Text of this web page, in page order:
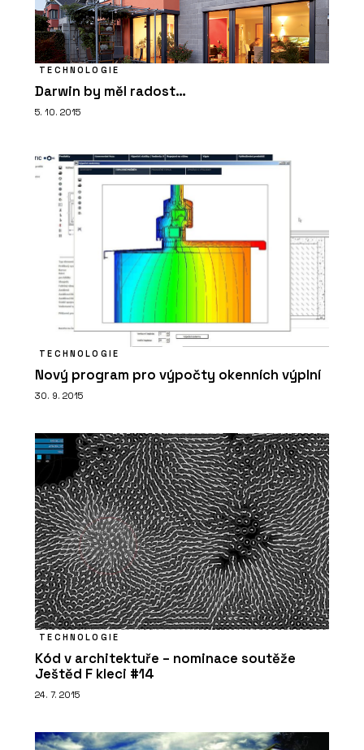
PRODUKTY
Sloupko-příčková fasáda s vysokou
tepelnou izolací MB-MT50N - Aluprof
PRODUKTY
Sloupko-příčková, strukturální fasáda
MB-SR50N EFEKT - Aluprof
ČLÁNKY
Bytová věž na pobřeží Portugalska.
Její fasáda vychází z rytmu lodních
kontejnerů
TECHNOLOGIE
Darwin by měl radost…
5. 10. 2015
TECHNOLOGIE
Nový program pro výpočty okenních výplní
30. 9. 2015
TECHNOLOGIE
Kód v architektuře – nominace soutěže
Ještěd F kleci #14
24. 7. 2015